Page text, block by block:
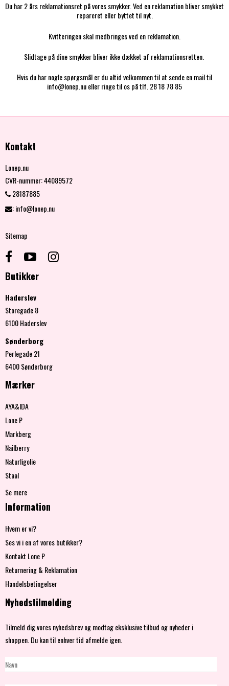
Du har 2 års reklamationsret på vores smykker. Ved en reklamation bliver smykket
repareret eller byttet til nyt.
Kvitteringen skal medbringes ved en reklamation.
Slidtage på dine smykker bliver ikke dækket af reklamationsretten.
Hvis du har nogle spørgsmål er du altid velkommen til at sende en mail til
info@lonep.nu eller ringe til os på tlf. 28 18 78 85
Kontakt
Lonep.nu
CVR-nummer:44089572
28187885
:info@lonep.nu
Sitemap
Butikker
Haderslev
Storegade 8
6100 Haderslev
Sønderborg
Perlegade 21
6400 Sønderborg
Mærker
AYA&IDA
Lone P
Markberg
Nailberry
Naturligolie
Staal
Se mere
Information
Hvem er vi?
Ses vi i en af vores butikker?
Kontakt Lone P
Returnering & Reklamation
Handelsbetingelser
Nyhedstilmelding
Tilmeld dig vores nyhedsbrev og modtag eksklusive tilbud og nyheder i
shoppen. Du kan til enhver tid afmelde igen.